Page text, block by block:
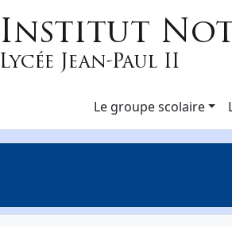
Institut
Lycée Jean-Paul II
Le groupe scolaire